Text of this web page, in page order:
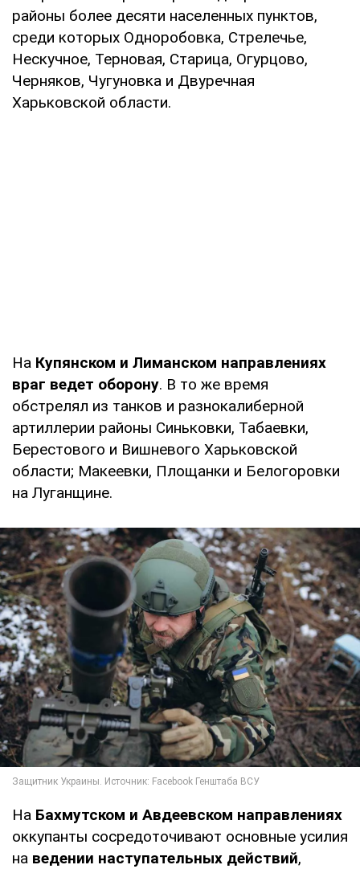
районы более десяти населенных пунктов,
среди которых Одноробовка, Стрелечье,
Нескучное, Терновая, Старица, Огурцово,
Черняков, Чугуновка и Двуречная
Харьковской области.
На Купянском и Лиманском направлениях
враг ведет оборону. В то же время
обстрелял из танков и разнокалиберной
артиллерии районы Синьковки, Табаевки,
Берестового и Вишневого Харьковской
области; Макеевки, Площанки и Белогоровки
на Луганщине.
На Бахмутском и Авдеевском направлениях
оккупанты сосредоточивают основные усилия
на ведении наступательных действий,